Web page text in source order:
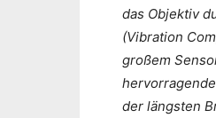
das Objektiv
(Vibration
großem
der längsten